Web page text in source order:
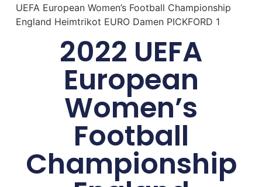
UEFA European Women’s Football Championship
England Heimtrikot EURO Damen PICKFORD 1
2022 UEFA
European
Women’s
Football
Championship